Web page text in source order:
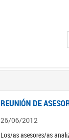
REUNIÓN DE
26/06/2012
Los/as asesores/as